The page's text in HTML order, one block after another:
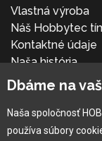
Vlastná výroba
Náš Hobbytec
Kontaktné údaje
Naša história
Kariéra
Pre
Dbáme na
Naša spoločnosť
používa súbory